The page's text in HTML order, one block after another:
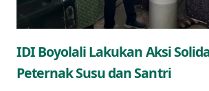
IDI Boyolali Lakukan Aksi
Peternak Susu dan Santri